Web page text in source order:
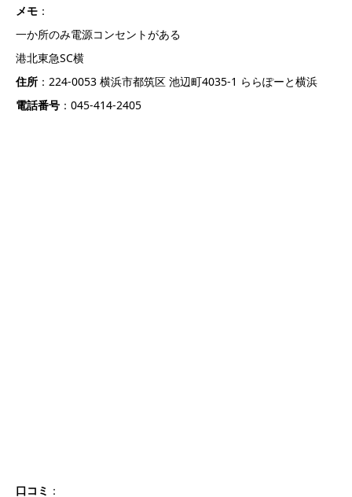
メモ ：
一か所のみ電源コンセントがある
港北東急SC横
住所 ：224-0053 横浜市都筑区 池辺町4035-1 ららぽーと横浜
電話番号 ：045-414-2405
口コミ ：